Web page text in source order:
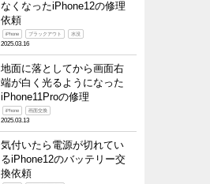
なくなったiPhone12の修理
依頼
iPhone ブラックアウト 水没
2025.03.16
地面に落としてから画面右
端が白く光るようになった
iPhone11Proの修理
iPhone 画面交換
2025.03.13
気付いたら電源が切れてい
るiPhone12のバッテリー交
換依頼